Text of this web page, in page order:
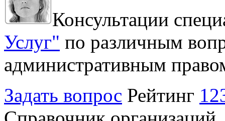
Консультации
Услуг" по различным
административным
Задать вопрос Рейтинг